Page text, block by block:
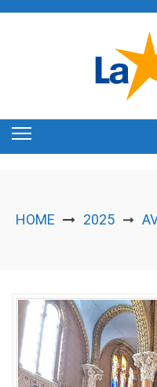
HOME 2025 ➞